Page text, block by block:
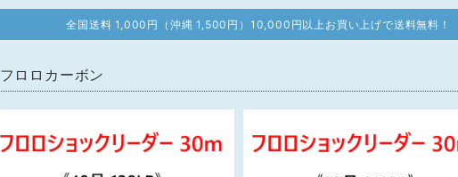
全国送料 1,000円（沖縄 1,500円）10,000円以上お買い上げで送料無料！
フロロカーボン